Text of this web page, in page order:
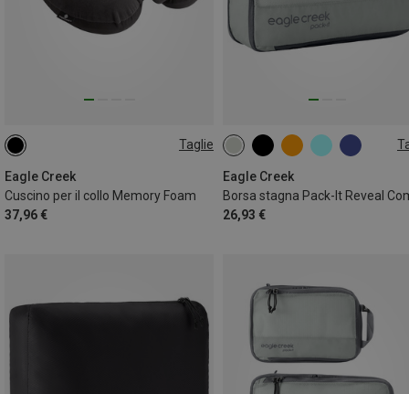
Taglie
Eagle Creek
Cuscino per il collo Memory Foam
37,96 €
ONE SIZE
Eagle Creek
26,93 €
2L | M